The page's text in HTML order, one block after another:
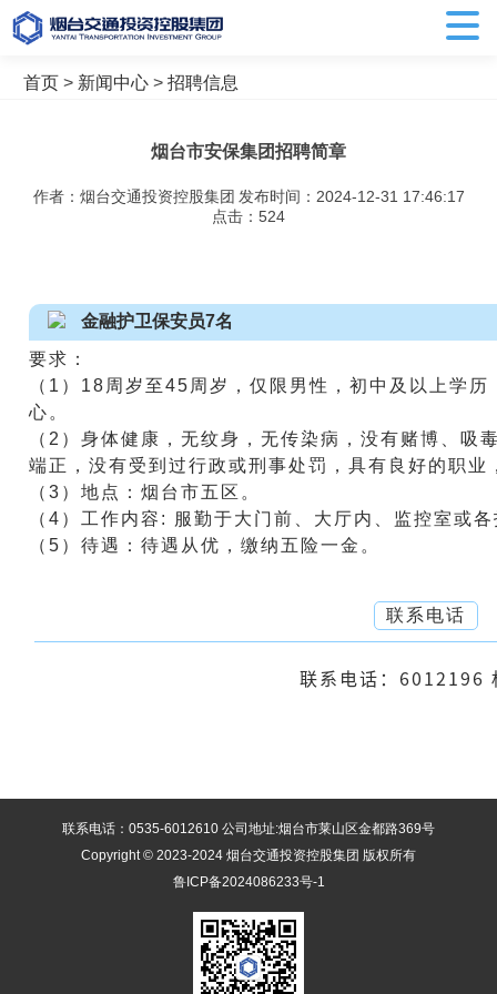
首页> 新闻中心> 招聘信息
烟台市安保集团招聘简章
作者：烟台交通投资控股集团 发布时间：2024-12-31 17:46:17
点击： 524
金融护卫保安员7名
要求：
（1）18周岁至45周岁，仅限男性，初中及以上学
心。
（2）身体健康，无纹身，无传染病，没有赌博、吸
端正，没有受到过行政或刑事处罚，具有良好的职
（3）地点：烟台市五区。
（4）工作内容: 服勤于大门前、大厅内、监控室或
（5）待遇：待遇从优，缴纳五险一金。
联系电话
联系电话：6012196
联系电话：0535-6012610 公司地址:烟台市莱山区金都路369号
Copyright © 2023-2024 烟台交通投资控股集团 版权所有
鲁ICP备2024086233号-1